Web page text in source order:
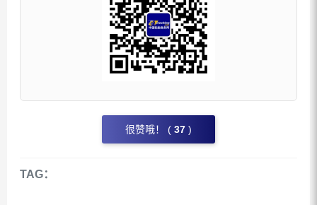
很赞哦！ ( 37 )
TAG：